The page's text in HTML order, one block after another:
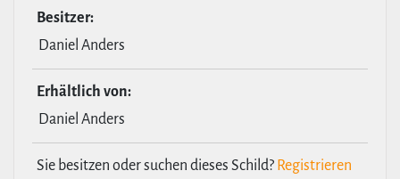
Besitzer:
Daniel Anders
Erhält­lich von:
Daniel Anders
Sie besitzen oder suchen dieses Schild? Registrieren